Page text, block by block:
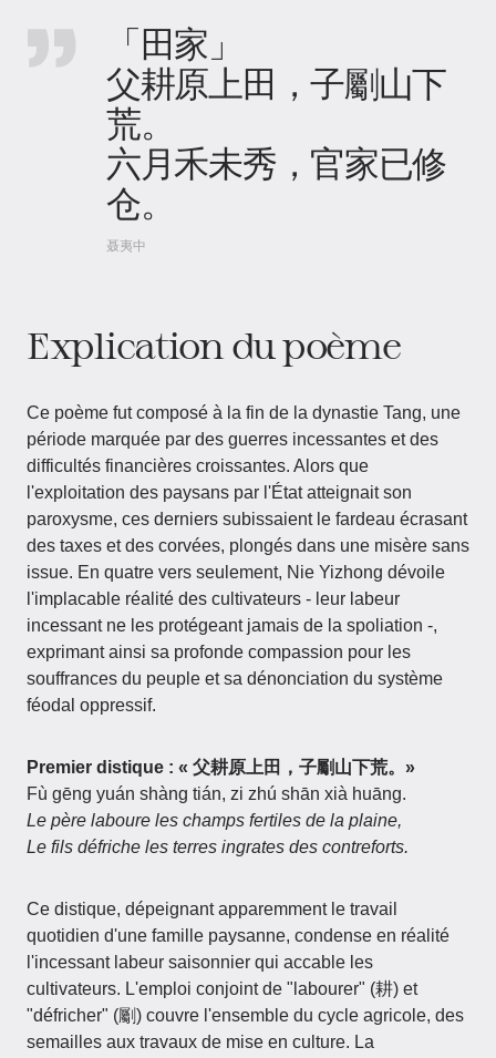
「田家」
父耕原上田，子劚山下
荒。
六月禾未秀，官家已修
仓。
聂夷中
Explication du poème
Ce poème fut composé à la fin de la dynastie Tang, une
période marquée par des guerres incessantes et des
difficultés financières croissantes. Alors que
l'exploitation des paysans par l'État atteignait son
paroxysme, ces derniers subissaient le fardeau écrasant
des taxes et des corvées, plongés dans une misère sans
issue. En quatre vers seulement, Nie Yizhong dévoile
l'implacable réalité des cultivateurs - leur labeur
incessant ne les protégeant jamais de la spoliation -,
exprimant ainsi sa profonde compassion pour les
souffrances du peuple et sa dénonciation du système
féodal oppressif.
Premier distique : « 父耕原上田，子劚山下荒。»
Fù gēng yuán shàng tián, zi zhú shān xià huāng.
Le père laboure les champs fertiles de la plaine,
Le fils défriche les terres ingrates des contreforts.
Ce distique, dépeignant apparemment le travail
quotidien d'une famille paysanne, condense en réalité
l'incessant labeur saisonnier qui accable les
cultivateurs. L'emploi conjoint de "labourer" (耕) et
"défricher" (劚) couvre l'ensemble du cycle agricole, des
semailles aux travaux de mise en culture. La